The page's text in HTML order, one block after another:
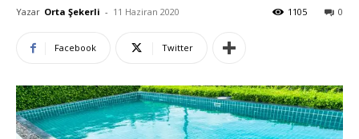
Yazar Orta Şekerli - 11 Haziran 2020 0
1105
Facebook Twitter